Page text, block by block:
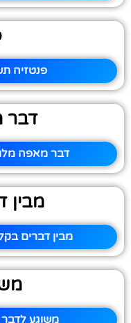
פנטזיה
דבר
דבר מאפה
מבין
מבין דברים
משוגע